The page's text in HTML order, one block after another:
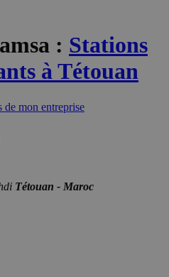
: Stations
à Tétouan
mon entreprise
Tétouan - Maroc